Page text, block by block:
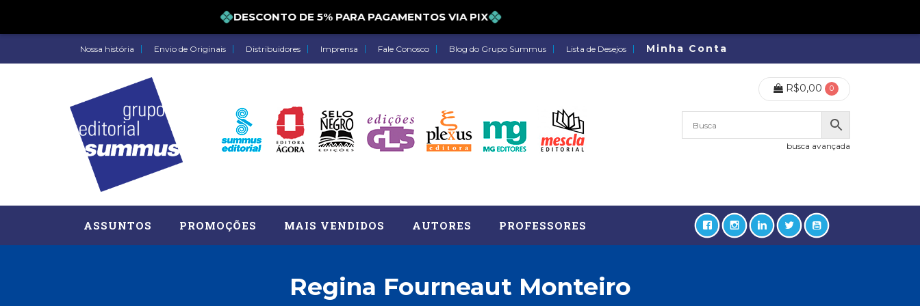
DESCONTO DE 5% PARA PAGAMENTOS VIA PIX
Nossa história Envio de Originais Distribuidores Imprensa Fale Conosco Blog do Grupo Summus Lista de Desejos Minha Conta
R$0,00 0
busca avançada
ASSUNTOS PROMOÇÕES MAIS VENDIDOS AUTORES PROFESSORES
Regina Fourneaut Monteiro